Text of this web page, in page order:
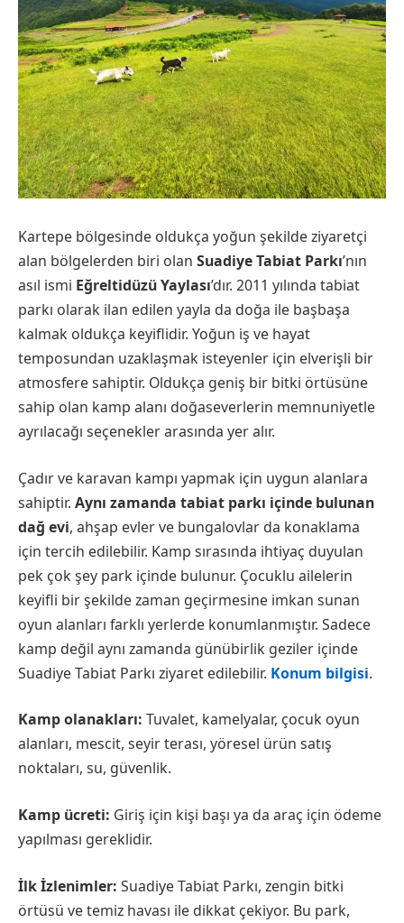
Kartepe bölgesinde oldukça yoğun şekilde ziyaretçi
alan bölgelerden biri olan Suadiye Tabiat Parkı’nın
asıl ismi Eğreltidüzü Yaylası’dır. 2011 yılında tabiat
parkı olarak ilan edilen yayla da doğa ile başbaşa
kalmak oldukça keyiflidir. Yoğun iş ve hayat
temposundan uzaklaşmak isteyenler için elverişli bir
atmosfere sahiptir. Oldukça geniş bir bitki örtüsüne
sahip olan kamp alanı doğaseverlerin memnuniyetle
ayrılacağı seçenekler arasında yer alır.
Çadır ve karavan kampı yapmak için uygun alanlara
sahiptir. Aynı zamanda tabiat parkı içinde bulunan
dağ evi, ahşap evler ve bungalovlar da konaklama
için tercih edilebilir. Kamp sırasında ihtiyaç duyulan
pek çok şey park içinde bulunur. Çocuklu ailelerin
keyifli bir şekilde zaman geçirmesine imkan sunan
oyun alanları farklı yerlerde konumlanmıştır. Sadece
kamp değil aynı zamanda günübirlik geziler içinde
Suadiye Tabiat Parkı ziyaret edilebilir. Konum bilgisi.
Kamp olanakları: Tuvalet, kamelyalar, çocuk oyun
alanları, mescit, seyir terası, yöresel ürün satış
noktaları, su, güvenlik.
Kamp ücreti: Giriş için kişi başı ya da araç için ödeme
yapılması gereklidir.
İlk İzlenimler: Suadiye Tabiat Parkı, zengin bitki
örtüsü ve temiz havası ile dikkat çekiyor. Bu park,